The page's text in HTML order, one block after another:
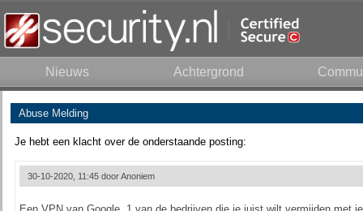
Nieuws Achtergrond
Abuse Melding
Je hebt een klacht over de onderstaande posting:
30-10-2020, 11:45 doorAnoniem